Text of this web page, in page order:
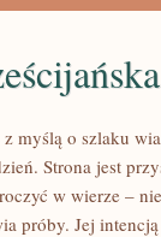
myślą o szlaku
Strona jest
w wierze –
próby. Jej